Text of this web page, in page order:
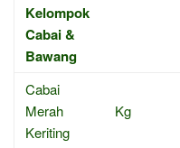
Kelompok
Cabai &
Bawang
Cabai
Merah
Keriting
Kg